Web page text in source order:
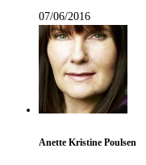
07/06/2016
Anette Kristine Poulsen